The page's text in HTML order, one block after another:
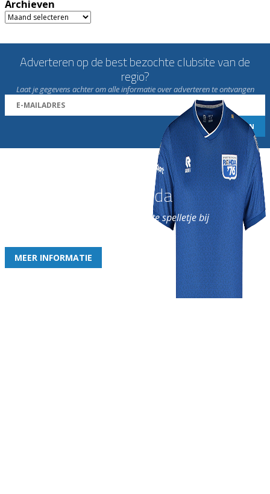
Archieven
Archieven
Adverteren op de best bezochte clubsite van de
regio?
Laat je gegevens achter om alle informatie over adverteren te ontvangen
Word nu lid van Rohda
en geniet iedere week van het leukste spelletje bij
MEER INFORMATIE